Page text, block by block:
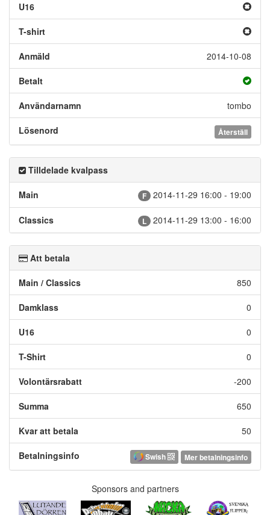
U16
T-shirt
Anmäld 2014-10-08
Betalt
Användarnamn tombo
Lösenord Återställ
Tilldelade kvalpass
Main F 2014-11-29 16:00 - 19:00
Classics L 2014-11-29 13:00 - 16:00
Att betala
Main / Classics 850
Damklass 0
U16 0
T-Shirt 0
Volontärsrabatt -200
Summa 650
Kvar att betala 50
Betalningsinfo Swish Mer betalningsinfo
Sponsors and partners